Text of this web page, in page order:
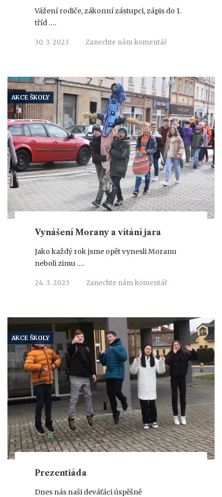
Vážení rodiče, zákonní zástupci, zápis do 1.
tříd ….
30. 3. 2023 Zanechte nám komentář
AKCE ŠKOLY
Vynášení Morany a vítání jara
Jako každý rok jsme opět vynesli Moranu
neboli zimu ….
24. 3. 2023 Zanechte nám komentář
AKCE ŠKOLY
Prezentiáda
Dnes nás naši deváťáci úspěšně